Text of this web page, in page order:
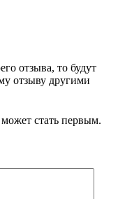
отзыва, то будут
отзыву другими
стать первым.